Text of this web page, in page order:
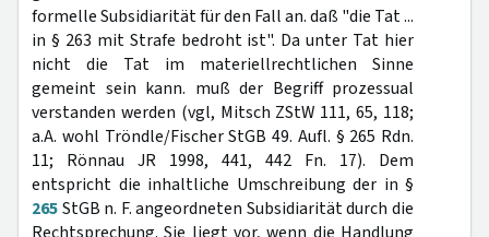
formelle Subsidiarität für den Fall an. daß "die Tat ...
in § 263 mit Strafe bedroht ist". Da unter Tat hier
nicht die Tat im materiellrechtlichen Sinne
gemeint sein kann. muß der Begriff prozessual
verstanden werden (vgl, Mitsch ZStW 111, 65, 118;
a.A. wohl Tröndle/Fischer StGB 49. Aufl. § 265 Rdn.
11; Rönnau JR 1998, 441, 442 Fn. 17). Dem
entspricht die inhaltliche Umschreibung der in §
265StGB n. F. angeordneten Subsidiarität durch die